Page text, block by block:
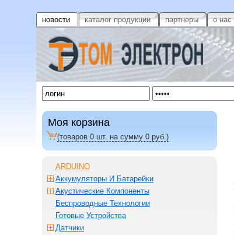
новости каталог продукции партнеры о нас
Моя корзина
(товаров 0 шт. на сумму 0 руб.)
ARDUINO
Аккумуляторы И Батарейки
Акустические Компоненты
Беспроводные Технологии
Готовые Устройства
Датчики